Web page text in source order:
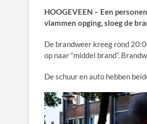
HOOGEVEEN – Een
vlammen opging, sloeg de
De brandweer kreeg rond
op naar “middel brand”.
De schuur en auto hebben